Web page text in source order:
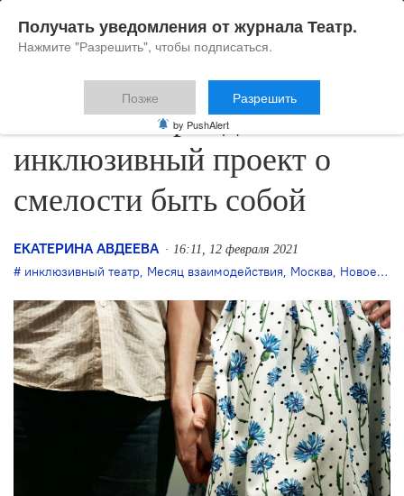
В Москве пройдет
инклюзивный проект о
смелости быть собой
ЕКАТЕРИНА АВДЕЕВА 16:11, 12 февраля 2021
инклюзивный театр, Месяц взаимодействия, Москва, Новое пространство Театра Наций
Получать уведомления от журнала Театр.
Нажмите "Разрешить", чтобы подписаться.
Позже Разрешить
by PushAlert